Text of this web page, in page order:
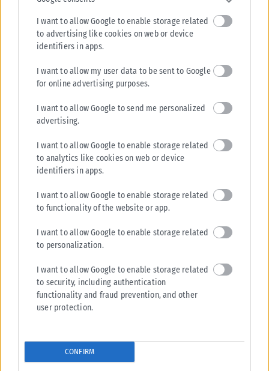
I want to allow Google to enable storage related
to advertising like cookies on web or device
identifiers in apps.
I want to allow my user data to be sent to Google
for online advertising purposes.
I want to allow Google to send me personalized
advertising.
I want to allow Google to enable storage related
to analytics like cookies on web or device
identifiers in apps.
I want to allow Google to enable storage related
to functionality of the website or app.
I want to allow Google to enable storage related
to personalization.
I want to allow Google to enable storage related
to security, including authentication
functionality and fraud prevention, and other
user protection.
CONFIRM
Έντονο διεθνές ενδιαφέρον καταγράφει το νέο αγγλόφωνο
προπτυχιακό πρόγραμμα Ιατρικής του Πανεπιστημίου Πατρών, με 168
αιτήσεις από υποψήφιους φοιτητές από...
ΑΝΑΡΤΉΘΗΚΕ ΑΠΌ KARFITSANEWS